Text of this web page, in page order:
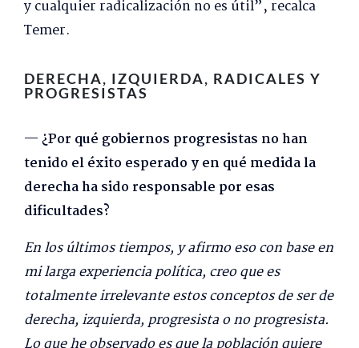
y cualquier radicalización no es útil”, recalca
Temer.
DERECHA, IZQUIERDA, RADICALES Y
PROGRESISTAS
— ¿Por qué gobiernos progresistas no han
tenido el éxito esperado y en qué medida la
derecha ha sido responsable por esas
dificultades?
En los últimos tiempos, y afirmo eso con base en
mi larga experiencia política, creo que es
totalmente irrelevante estos conceptos de ser de
derecha, izquierda, progresista o no progresista.